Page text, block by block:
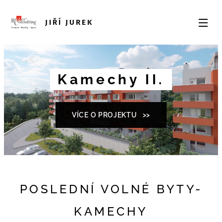
JIŘÍ JUREK
Kamechy II.
VÍCE O PROJEKTU >>
POSLEDNÍ VOLNÉ BYTY-
KAMECHY